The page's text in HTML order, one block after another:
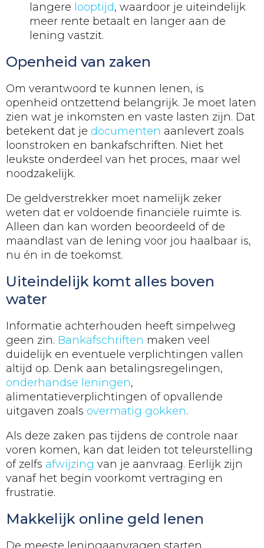
langere looptijd, waardoor je uiteindelijk
meer rente betaalt en langer aan de
lening vastzit.
Openheid van zaken
Om verantwoord te kunnen lenen, is
openheid ontzettend belangrijk. Je moet laten
zien wat je inkomsten en vaste lasten zijn. Dat
betekent dat je documenten aanlevert zoals
loonstroken en bankafschriften. Niet het
leukste onderdeel van het proces, maar wel
noodzakelijk.
De geldverstrekker moet namelijk zeker
weten dat er voldoende financiële ruimte is.
Alleen dan kan worden beoordeeld of de
maandlast van de lening voor jou haalbaar is,
nu én in de toekomst.
Uiteindelijk komt alles boven
water
Informatie achterhouden heeft simpelweg
geen zin. Bankafschriften maken veel
duidelijk en eventuele verplichtingen vallen
altijd op. Denk aan betalingsregelingen,
onderhandse leningen,
alimentatieverplichtingen of opvallende
uitgaven zoals overmatig gokken.
Als deze zaken pas tijdens de controle naar
voren komen, kan dat leiden tot teleurstelling
of zelfs afwijzing van je aanvraag. Eerlijk zijn
vanaf het begin voorkomt vertraging en
frustratie.
Makkelijk online geld lenen